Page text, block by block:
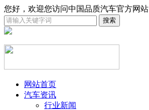
您好，欢迎您访问中国品质汽车官方网站
网站首页
汽车资讯
行业新闻